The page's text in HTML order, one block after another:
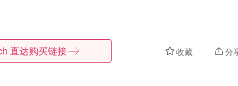
收藏 分
直达购买链接